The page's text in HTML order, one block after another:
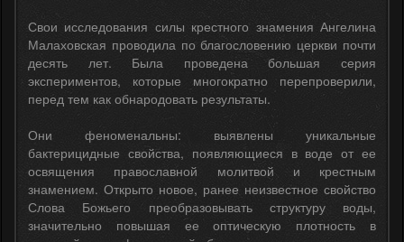
Свои исследования силы крестного знамения Ангелина
Малаховская проводила по благословению церкви почти
десять лет. Была проведена большая серия
экспериментов, которые многократно перепроверили,
перед тем как обнародовать результаты.
Они феноменальны: выявлены уникальные
бактерицидные свойства, появляющиеся в воде от ее
освящения православной молитвой и крестным
знамением. Открыто новое, ранее неизвестное свойство
Слова Божьего преобразовывать структуру воды,
значительно повышая ее оптическую плотность в